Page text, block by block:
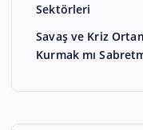
Sektörleri
Savaş ve Kriz
Kurmak mı